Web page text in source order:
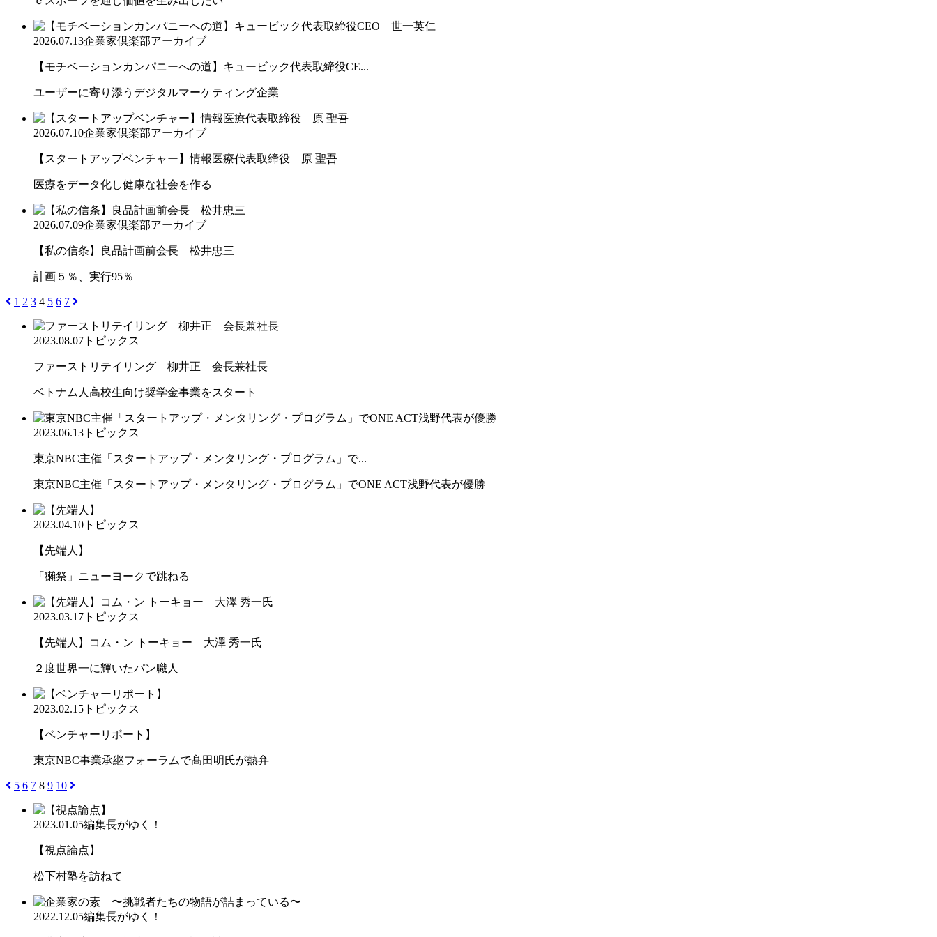
2026.07.13企業家倶楽部アーカイブ
【モチベーションカンパニーへの道】キュービック代表取締役CE...
ユーザーに寄り添うデジタルマーケティング企業
2026.07.10企業家倶楽部アーカイブ
【スタートアップベンチャー】情報医療代表取締役 原 聖吾
医療をデータ化し健康な社会を作る
2026.07.09企業家倶楽部アーカイブ
【私の信条】良品計画前会長 松井忠三
計画５％、実行95％
1 2 3 4 5 6 7
2023.08.07 トピックス
ファーストリテイリング 柳井正 会長兼社長
ベトナム人高校生向け奨学金事業をスタート
2023.06.13 トピックス
東京NBC主催「スタートアップ・メンタリング・プログラム」で...
東京NBC主催「スタートアップ・メンタリング・プログラム」でONE ACT浅野代表が優勝
2023.04.10 トピックス
【先端人】
「獺祭」ニューヨークで跳ねる
2023.03.17 トピックス
【先端人】コム・ン トーキョー 大澤 秀一氏
２度世界一に輝いたパン職人
2023.02.15 トピックス
【ベンチャーリポート】
東京NBC事業承継フォーラムで髙田明氏が熱弁
5 6 7 8 9 10
2023.01.05編集長がゆく！
【視点論点】
松下村塾を訪ねて
2022.12.05編集長がゆく！